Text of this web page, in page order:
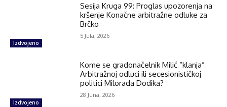
Izdvojeno
Sesija Kruga 99: Proglas upozorenja na
kršenje Konačne arbitražne odluke za
Brčko
5 Jula, 2026
Izdvojeno
Kome se gradonačelnik Milić “klanja”
Arbitražnoj odluci ili secesionističkoj
politici Milorada Dodika?
28 Juna, 2026